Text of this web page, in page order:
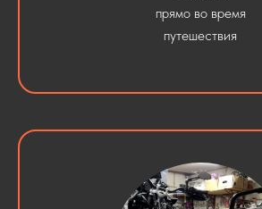
прямо во время
путешествия